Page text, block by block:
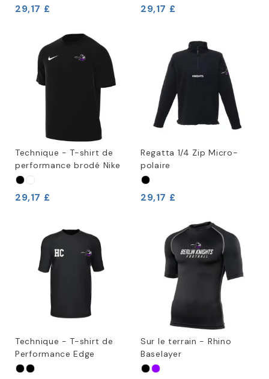
29,17 £ 29,17 £
Technique - T-shirt de
performance brodé Nike
29,17 £
Regatta 1/4 Zip Micro-
polaire
29,17 £
Technique - T-shirt de
Performance Edge
Sur le terrain - Rhino
Baselayer